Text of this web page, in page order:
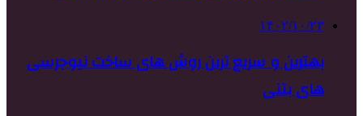
۱۴۰۲/۱۰/۲۳
بهترین و سریع ترین روش های ساخت نیوجرسی
های بتنی